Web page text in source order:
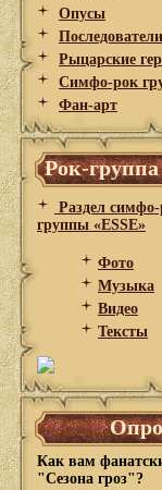
Опусы
Последователи
Рыцарские
Симфо-рок
Фан-арт
Рок-группа
Раздел
группы «ESSE»
Фото
Музыка
Видео
Тексты
Как вам
"Сезона гроз"?